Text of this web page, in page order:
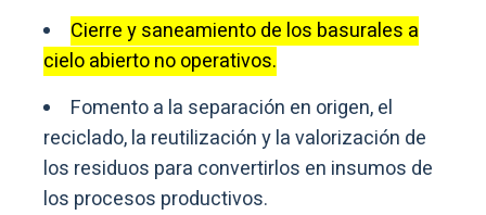
Cierre y saneamiento de los basurales a
cielo abierto no operativos.
Fomento a la separación en origen, el
reciclado, la reutilización y la valorización de
los residuos para convertirlos en insumos de
los procesos productivos.